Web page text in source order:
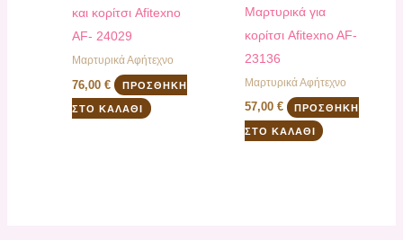
και κορίτσι Afitexno
AF- 24029
Mαρτυρικά Αφήτεχνο
76,00€ ΠΡΟΣΘΉΚΗ
ΣΤΟ ΚΑΛΆΘΙ
Μαρτυρικά για
κορίτσι Afitexno AF-
23136
Mαρτυρικά Αφήτεχνο
57,00 € ΠΡΟΣΘΉΚΗ
ΣΤΟ ΚΑΛΆΘΙ